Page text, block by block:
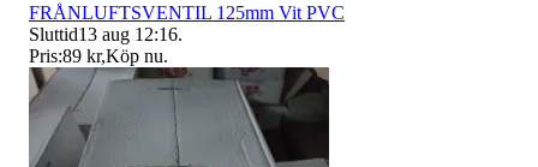
FRÅNLUFTSVENTIL 125mm Vit PVC
Sluttid13 aug 12:16.
Pris:89 kr,Köp nu.